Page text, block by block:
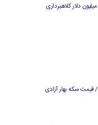
مقامات تایلندی ملی پرتغالی را با 580 میلیون دلار کلاهبرداری
قیمت جدید طلا و سکه ۱۲ مهرماه ۱۴۰۴/ قیمت سکه بهار آزادی